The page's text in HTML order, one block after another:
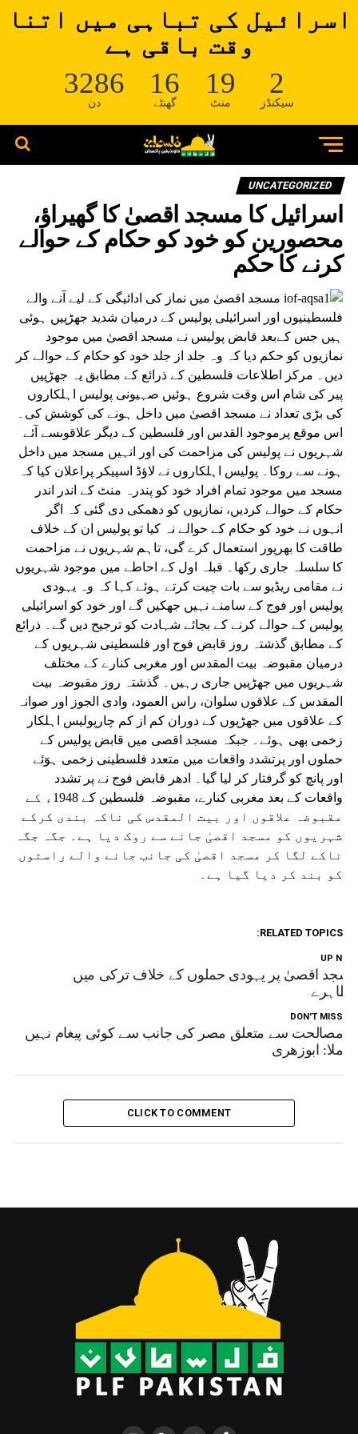
اسرائیل کی تباہی میں اتنا
وقت باقی ہے
3286
دن
16
گھنٹے
19
منٹ
2
سیکنڈز
UNCATEGORIZED
اسرائیل کا مسجد اقصیٰ کا گھیراؤ،
محصورین کو خود کو حکام کے حوالے
کرنے کا حکم
مسجد اقصیٰ میں نماز کی ادائیگی کے لیے آنے والے
فلسطینیوں اور اسرائیلی پولیس کے درمیان شدید جھڑپیں ہوئی
ہیں جس کےبعد قابض پولیس نے مسجد اقصیٰ میں موجود
نمازیوں کو حکم دیا کہ وہ جلد از جلد خود کو حکام کے حوالے کر
دیں۔ مرکز اطلاعات فلسطین کے ذرائع کے مطابق یہ جھڑپیں
پیر کی شام اس وقت شروع ہوئیں صہیونی پولیس اہلکاروں
کی بڑی تعداد نے مسجد اقصیٰ میں داخل ہونے کی کوشش کی۔
اس موقع پرموجود القدس اور فلسطین کے دیگر علاقوںسے آئے
شہریوں نے پولیس کی مزاحمت کی اور انہیں مسجد میں داخل
ہونے سے روکا۔ پولیس اہلکاروں نے لاؤڈ اسپیکر پراعلان کیا کہ
مسجد میں موجود تمام افراد خود کو پندرہ منٹ کے اندر اندر
حکام کے حوالے کردیں، نمازیوں کو دھمکی دی گئی کہ اگر
انہوں نے خود کو حکام کے حوالے نہ کیا تو پولیس ان کے خلاف
طاقت کا بھرپور استعمال کرے گی، تاہم شہریوں نے مزاحمت
کا سلسلہ جاری رکھا۔ قبلہ اول کے احاطے میں موجود شہریوں
نے مقامی ریڈیو سے بات چیت کرتے ہوئے کہا کہ وہ یہودی
پولیس اور فوج کے سامنے نہیں جھکیں گے اور خود کو اسرائیلی
پولیس کے حوالے کرنے کے بجائے شہادت کو ترجیح دیں گے۔ ذرائع
کے مطابق گذشتہ روز قابض فوج اور فلسطینی شہریوں کے
درمیان مقبوضہ بیت المقدس اور مغربی کنارے کے مختلف
شہریوں میں جھڑپیں جاری رہیں۔ گذشتہ روز مقبوضہ بیت
المقدس کے علاقوں سلوان، راس العمود، وادی الجوز اور صوانہ
کے علاقوں میں جھڑپوں کے دوران کم از کم چارپولیس اہلکار
زخمی بھی ہوئے۔ جبکہ مسجد اقصی میں قابض پولیس کے
حملوں اور پرتشدد واقعات میں متعدد فلسطینی زخمی ہوٓئے
اور پانچ کو گرفتار کر لیا گیا۔ ادھر قابض فوج نے پر تشدد
واقعات کے بعد مغربی کنارے، مقبوضہ فلسطین کے 1948ء کے
مقبوضہ علاقوں اور بیت المقدس کی ناکہ بندی کرکے
شہریوں کو مسجد اقصیٰ جانے سے روک دیا ہے۔ جگہ جگہ
ناکے لگا کر مسجد اقصیٰ کی جانب جانے والے راستوں
کو بند کر دیا گیا ہے۔
RELATED TOPICS:
UP
اقصیٰ پر یہودی حملوں کے خلاف ترکی میں
DON'T MISS
مصالحت سے متعلق مصر کی جانب سے کوئی پیغام نہیں
ملا: ابوزھری
CLICK TO COMMENT